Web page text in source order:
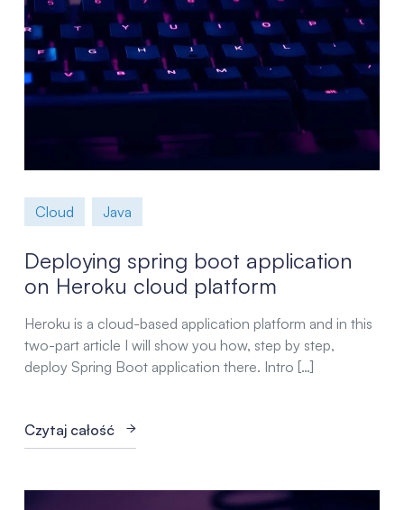
Cloud Java
Deploying spring boot application
on Heroku cloud platform
Heroku is a cloud-based application platform and in this
two-part article I will show you how, step by step,
deploy Spring Boot application there. Intro […]
Czytaj całość